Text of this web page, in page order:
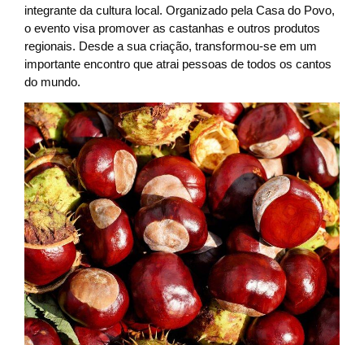
integrante da cultura local. Organizado pela Casa do Povo,
o evento visa promover as castanhas e outros produtos
regionais. Desde a sua criação, transformou-se em um
importante encontro que atrai pessoas de todos os cantos
do mundo.